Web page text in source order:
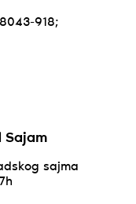
918;
Sajam
sajma